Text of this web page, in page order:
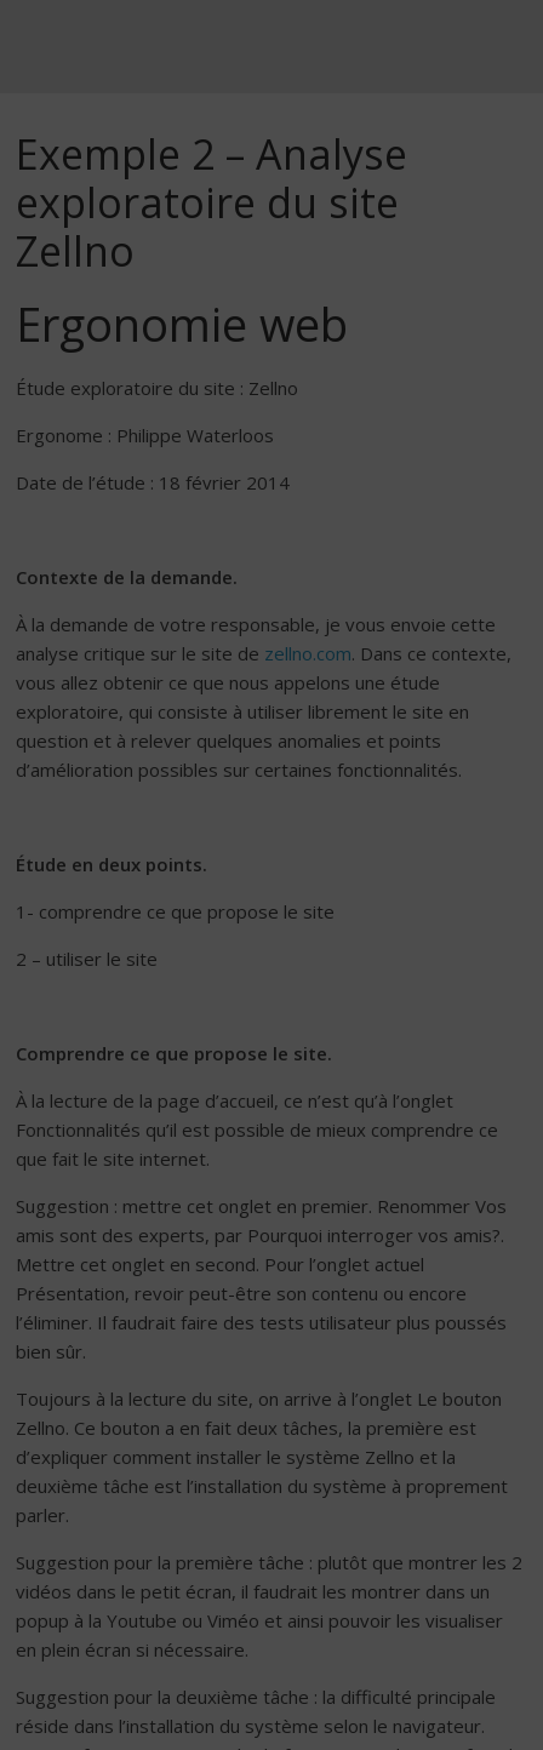
Exemple 2 – Analyse
exploratoire du site
Zellno
Ergonomie web
Étude exploratoire du site : Zellno
Ergonome : Philippe Waterloos
Date de l’étude : 18 février 2014
Contexte de la demande.
À la demande de votre responsable, je vous envoie cette
analyse critique sur le site de zellno.com. Dans ce contexte,
vous allez obtenir ce que nous appelons une étude
exploratoire, qui consiste à utiliser librement le site en
question et à relever quelques anomalies et points
d’amélioration possibles sur certaines fonctionnalités.
Étude en deux points.
1- comprendre ce que propose le site
2 – utiliser le site
Comprendre ce que propose le site.
À la lecture de la page d’accueil, ce n’est qu’à l’onglet
Fonctionnalités qu’il est possible de mieux comprendre ce
que fait le site internet.
Suggestion : mettre cet onglet en premier. Renommer Vos
amis sont des experts, par Pourquoi interroger vos amis?.
Mettre cet onglet en second. Pour l’onglet actuel
Présentation, revoir peut-être son contenu ou encore
l’éliminer. Il faudrait faire des tests utilisateur plus poussés
bien sûr.
Toujours à la lecture du site, on arrive à l’onglet Le bouton
Zellno. Ce bouton a en fait deux tâches, la première est
d’expliquer comment installer le système Zellno et la
deuxième tâche est l’installation du système à proprement
parler.
Suggestion pour la première tâche : plutôt que montrer les 2
vidéos dans le petit écran, il faudrait les montrer dans un
popup à la Youtube ou Viméo et ainsi pouvoir les visualiser
en plein écran si nécessaire.
Suggestion pour la deuxième tâche : la difficulté principale
réside dans l’installation du système selon le navigateur.